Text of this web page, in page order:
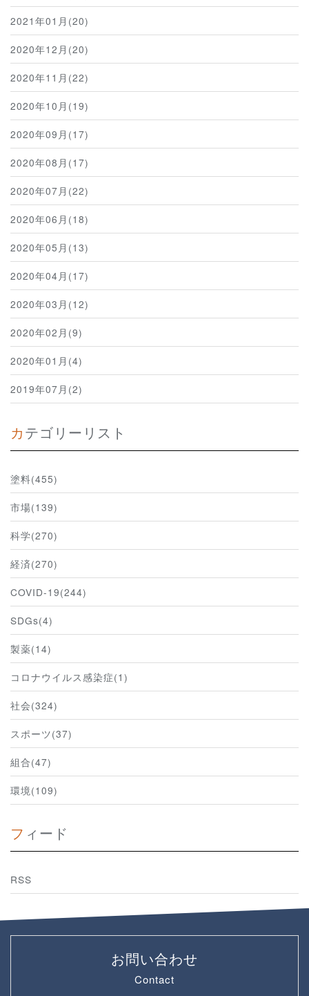
2021年01月(20)
2020年12月(20)
2020年11月(22)
2020年10月(19)
2020年09月(17)
2020年08月(17)
2020年07月(22)
2020年06月(18)
2020年05月(13)
2020年04月(17)
2020年03月(12)
2020年02月(9)
2020年01月(4)
2019年07月(2)
カテゴリーリスト
塗料(455)
市場(139)
科学(270)
経済(270)
COVID-19(244)
SDGs(4)
製薬(14)
コロナウイルス感染症(1)
社会(324)
スポーツ(37)
組合(47)
環境(109)
フィード
RSS
お問い合わせ
Contact